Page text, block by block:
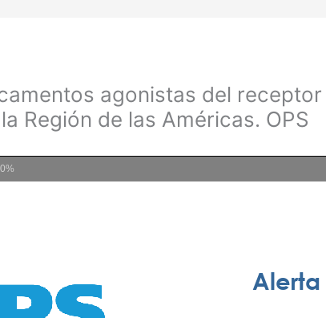
agonistas del receptor
Región de las Américas. OPS